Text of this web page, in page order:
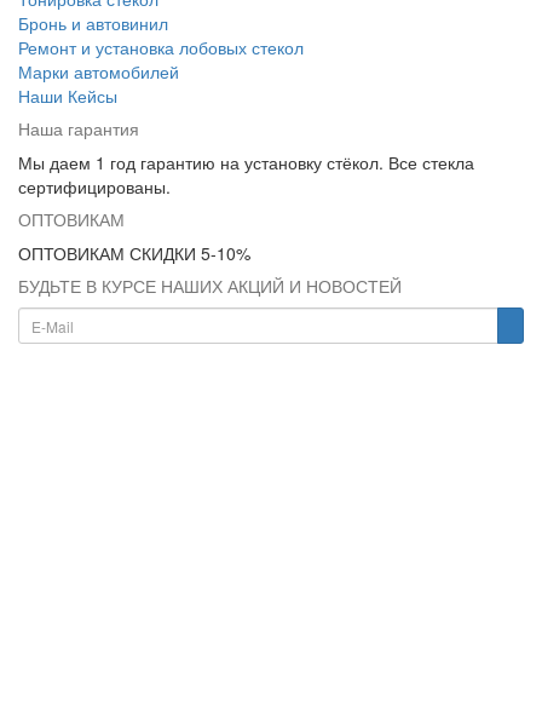
Бронь и автовинил
Ремонт и установка лобовых стекол
Марки автомобилей
Наши Кейсы
Наша гарантия
Мы даем 1 год гарантию на установку стёкол. Все стекла
сертифицированы.
ОПТОВИКАМ
ОПТОВИКАМ СКИДКИ 5-10%
БУДЬТЕ В КУРСЕ НАШИХ АКЦИЙ И НОВОСТЕЙ